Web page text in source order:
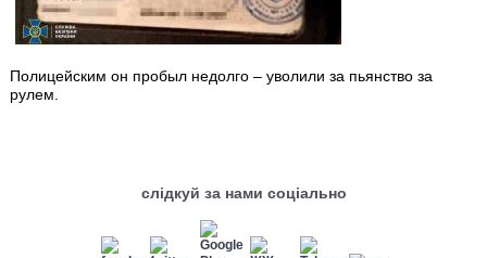
Полицейским он пробыл недолго – уволили за пьянство за
рулем.
слідкуй за нами соціально